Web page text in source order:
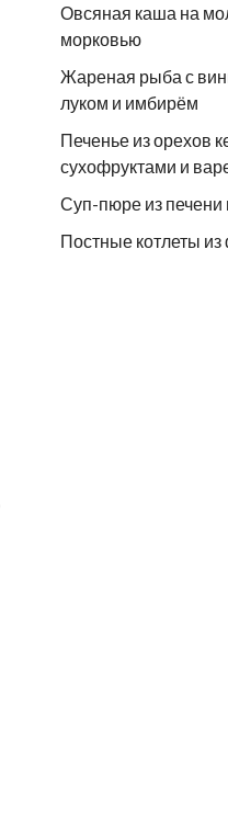
Овсяная каша на
морковью
Жареная рыба с
луком и имбирём
Печенье из орехов
сухофруктами и
Суп-пюре из
Постные котлеты